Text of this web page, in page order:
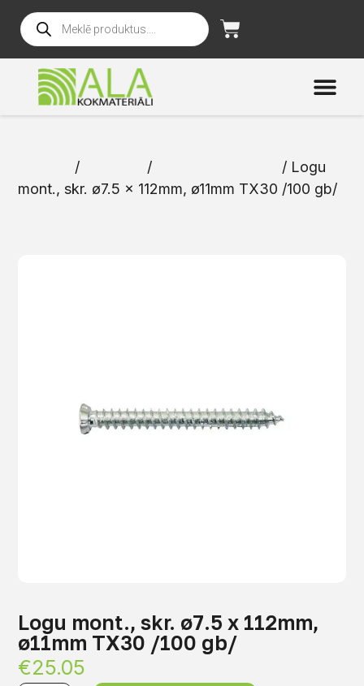
/ /
/ Logu
mont., skr. ø7.5 x 112mm, ø11mm TX30 /100 gb/
Logu mont., skr. ø7.5 x 112mm,
ø11mm TX30 /100 gb/
€25.05